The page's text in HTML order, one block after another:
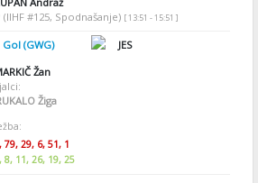
(IIHF #125, Spodnašanje) [ 13:51 - 15:51 ]
Gol (GWG)
JES
Žan
Žiga
79, 29, 6, 51, 1
8, 11, 26, 19, 25